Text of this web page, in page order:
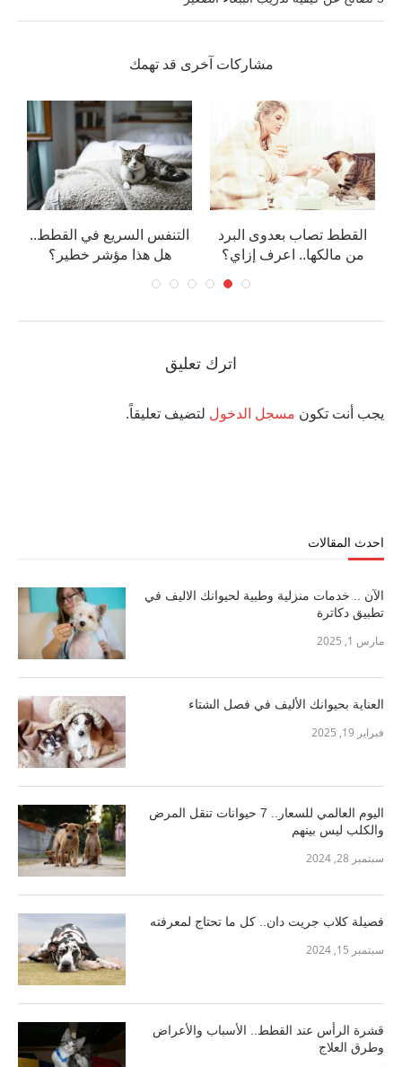
مشاركات آخرى قد تهمك
القطط تصاب بعدوى البرد
من مالكها.. اعرف إزاي؟
التنفس السريع في القطط..
هل هذا مؤشر خطير؟
اترك تعليق
يجب أنت تكون مسجل الدخول لتضيف تعليقاً.
احدث المقالات
الآن .. خدمات منزلية وطبية لحيوانك الاليف في
تطبيق دكاترة
مارس 1, 2025
العناية بحيوانك الأليف في فصل الشتاء
فبراير 19, 2025
اليوم العالمي للسعار.. 7 حيوانات تنقل المرض
والكلب ليس بينهم
سبتمبر 28, 2024
فصيلة كلاب جريت دان.. كل ما تحتاج لمعرفته
سبتمبر 15, 2024
قشرة الرأس عند القطط.. الأسباب والأعراض
وطرق العلاج